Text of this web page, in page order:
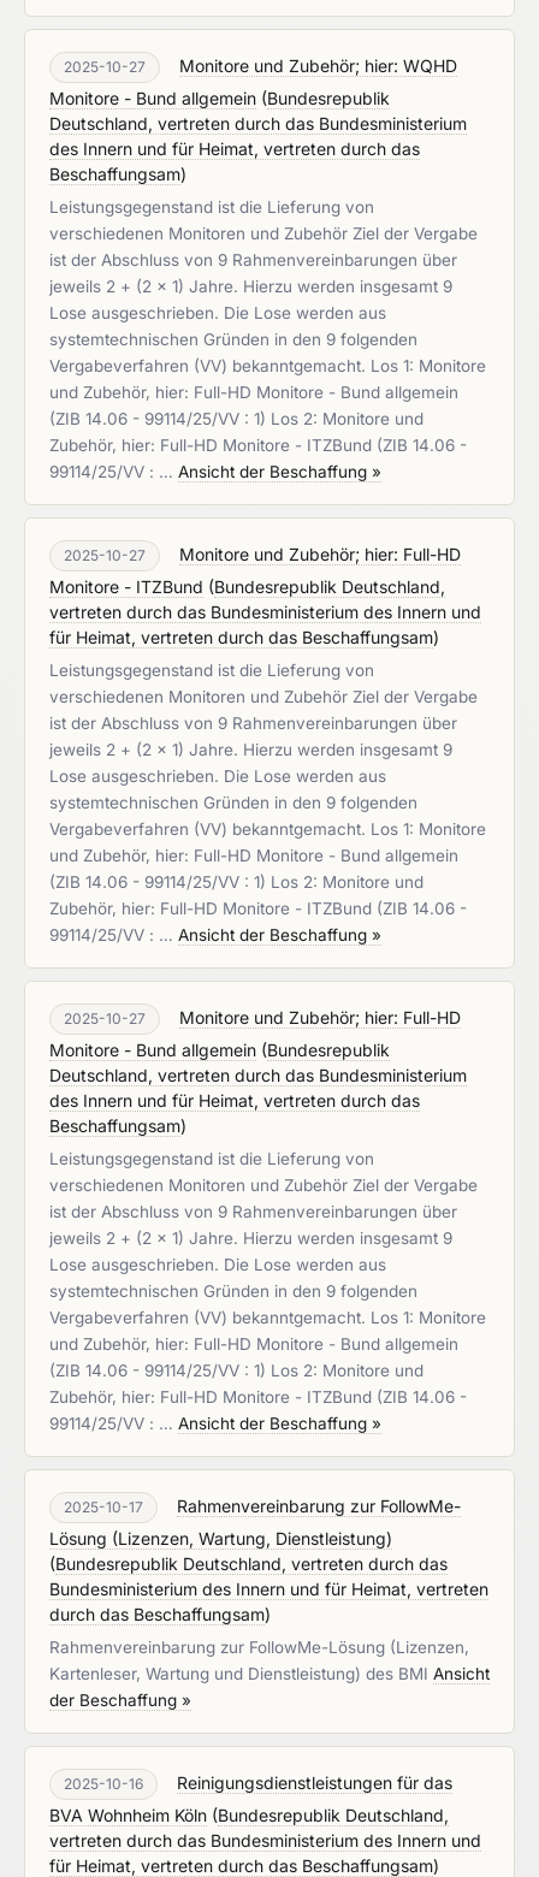
2025-10-27
Monitore und Zubehör; hier: WQHD
Monitore - Bund allgemein (Bundesrepublik
Deutschland, vertreten durch das Bundesministerium
des Innern und für Heimat, vertreten durch das
Beschaffungsam)
Leistungsgegenstand ist die Lieferung von
verschiedenen Monitoren und Zubehör Ziel der Vergabe
ist der Abschluss von 9 Rahmenvereinbarungen über
jeweils 2 + (2 x 1) Jahre. Hierzu werden insgesamt 9
Lose ausgeschrieben. Die Lose werden aus
systemtechnischen Gründen in den 9 folgenden
Vergabeverfahren (VV) bekanntgemacht. Los 1: Monitore
und Zubehör, hier: Full-HD Monitore - Bund allgemein
(ZIB 14.06 - 99114/25/VV : 1) Los 2: Monitore und
Zubehör, hier: Full-HD Monitore - ITZBund (ZIB 14.06 -
99114/25/VV : … Ansicht der Beschaffung »
2025-10-27
Monitore und Zubehör; hier: Full-HD
Monitore - ITZBund (Bundesrepublik Deutschland,
vertreten durch das Bundesministerium des Innern und
für Heimat, vertreten durch das Beschaffungsam)
Leistungsgegenstand ist die Lieferung von
verschiedenen Monitoren und Zubehör Ziel der Vergabe
ist der Abschluss von 9 Rahmenvereinbarungen über
jeweils 2 + (2 x 1) Jahre. Hierzu werden insgesamt 9
Lose ausgeschrieben. Die Lose werden aus
systemtechnischen Gründen in den 9 folgenden
Vergabeverfahren (VV) bekanntgemacht. Los 1: Monitore
und Zubehör, hier: Full-HD Monitore - Bund allgemein
(ZIB 14.06 - 99114/25/VV : 1) Los 2: Monitore und
Zubehör, hier: Full-HD Monitore - ITZBund (ZIB 14.06 -
99114/25/VV : … Ansicht der Beschaffung »
2025-10-27
Monitore und Zubehör; hier: Full-HD
Monitore - Bund allgemein (Bundesrepublik
Deutschland, vertreten durch das Bundesministerium
des Innern und für Heimat, vertreten durch das
Beschaffungsam)
Leistungsgegenstand ist die Lieferung von
verschiedenen Monitoren und Zubehör Ziel der Vergabe
ist der Abschluss von 9 Rahmenvereinbarungen über
jeweils 2 + (2 x 1) Jahre. Hierzu werden insgesamt 9
Lose ausgeschrieben. Die Lose werden aus
systemtechnischen Gründen in den 9 folgenden
Vergabeverfahren (VV) bekanntgemacht. Los 1: Monitore
und Zubehör, hier: Full-HD Monitore - Bund allgemein
(ZIB 14.06 - 99114/25/VV : 1) Los 2: Monitore und
Zubehör, hier: Full-HD Monitore - ITZBund (ZIB 14.06 -
99114/25/VV : … Ansicht der Beschaffung »
2025-10-17
Rahmenvereinbarung zur FollowMe-
Lösung (Lizenzen, Wartung, Dienstleistung)
(Bundesrepublik Deutschland, vertreten durch das
Bundesministerium des Innern und für Heimat, vertreten
durch das Beschaffungsam)
Rahmenvereinbarung zur FollowMe-Lösung (Lizenzen,
Kartenleser, Wartung und Dienstleistung) des BMI Ansicht
der Beschaffung »
2025-10-16
Reinigungsdienstleistungen für das
BVA Wohnheim Köln (Bundesrepublik Deutschland,
vertreten durch das Bundesministerium des Innern und
für Heimat, vertreten durch das Beschaffungsam)